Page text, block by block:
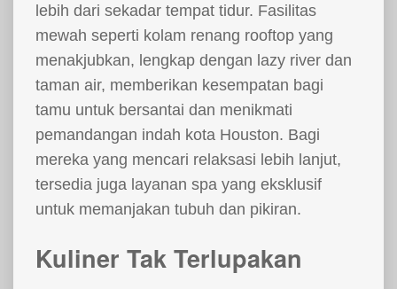
lebih dari sekadar tempat tidur. Fasilitas
mewah seperti kolam renang rooftop yang
menakjubkan, lengkap dengan lazy river dan
taman air, memberikan kesempatan bagi
tamu untuk bersantai dan menikmati
pemandangan indah kota Houston. Bagi
mereka yang mencari relaksasi lebih lanjut,
tersedia juga layanan spa yang eksklusif
untuk memanjakan tubuh dan pikiran.
Kuliner Tak Terlupakan